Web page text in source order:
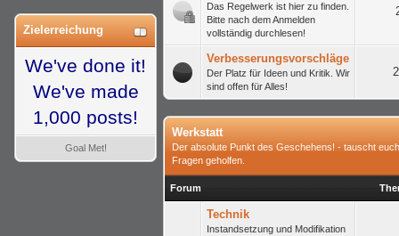
Zielerreichung
We've done it!
We've made
1,000 posts!
Goal Met!
Das Regelwerk ist hier zu finden.
Bitte nach dem Anmelden
vollständig durchlesen!
Verbesserungsvorschläge
Der Platz für Ideen und Kritik. Wir
sind offen für Alles!
Werkstatt
Der absolute Punkt des Geschehens! - tauscht
Fragen geholfen.
Forum
Technik
Instandsetzung und Modifikation